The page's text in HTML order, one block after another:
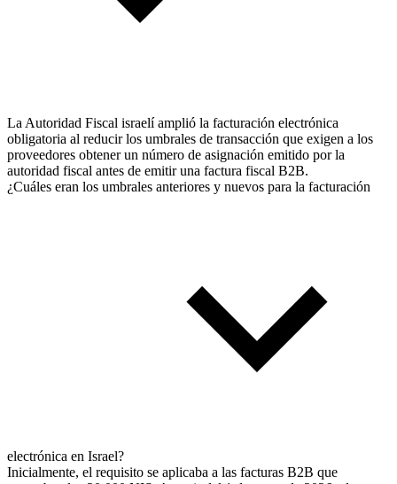
La Autoridad Fiscal israelí amplió la facturación electrónica
obligatoria al reducir los umbrales de transacción que exigen a los
proveedores obtener un número de asignación emitido por la
autoridad fiscal antes de emitir una factura fiscal B2B.
¿Cuáles eran los umbrales anteriores y nuevos para la facturación
electrónica en Israel?
Inicialmente, el requisito se aplicaba a las facturas B2B que